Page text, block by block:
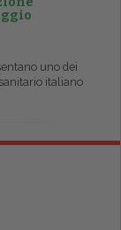
uno dei
italiano